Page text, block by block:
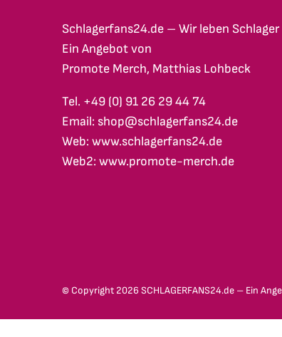
Schlagerfans24.de – Wir leben Schlager
Ein Angebot von
Promote Merch, Matthias Lohbeck
Tel. +49 (0) 91 26 29 44 74
Email: shop@schlagerfans24.de
Web: www.schlagerfans24.de
Web2: www.promote-merch.de
© Copyright 2026 SCHLAGERFANS24.de – Ein